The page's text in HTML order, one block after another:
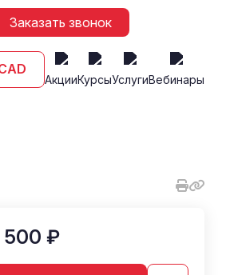
Заказать звонок
АкцииКурсыУслугиВебинары
500 ₽